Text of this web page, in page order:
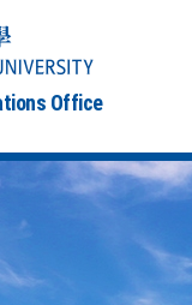
Office